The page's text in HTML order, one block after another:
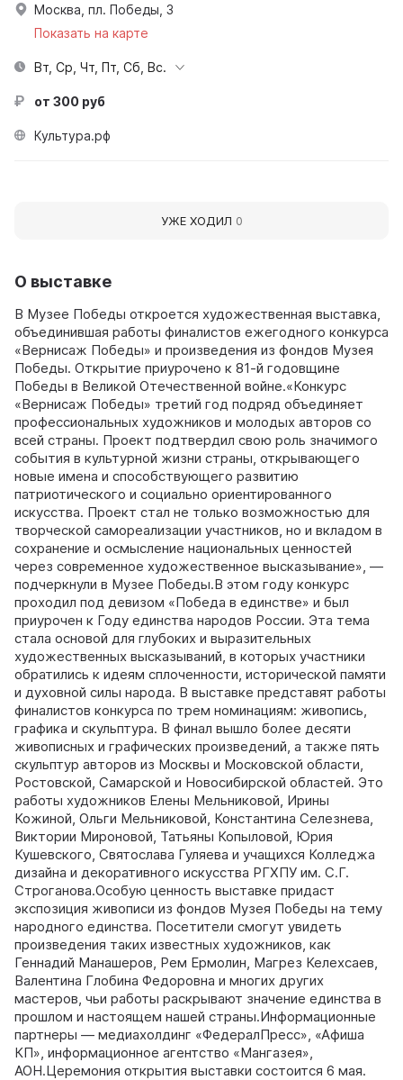
О выставке
В Музее Победы откроется художественная выставка,
объединившая работы финалистов ежегодного конкурса
«Вернисаж Победы» и произведения из фондов Музея
Победы. Открытие приурочено к 81-й годовщине
Победы в Великой Отечественной войне.«Конкурс
«Вернисаж Победы» третий год подряд объединяет
профессиональных художников и молодых авторов со
всей страны. Проект подтвердил свою роль значимого
события в культурной жизни страны, открывающего
новые имена и способствующего развитию
патриотического и социально ориентированного
искусства. Проект стал не только возможностью для
творческой самореализации участников, но и вкладом в
сохранение и осмысление национальных ценностей
через современное художественное высказывание», —
подчеркнули в Музее Победы.В этом году конкурс
проходил под девизом «Победа в единстве» и был
приурочен к Году единства народов России. Эта тема
стала основой для глубоких и выразительных
художественных высказываний, в которых участники
обратились к идеям сплоченности, исторической памяти
и духовной силы народа. В выставке представят работы
финалистов конкурса по трем номинациям: живопись,
графика и скульптура. В финал вышло более десяти
живописных и графических произведений, а также пять
скульптур авторов из Москвы и Московской области,
Ростовской, Самарской и Новосибирской областей. Это
работы художников Елены Мельниковой, Ирины
Кожиной, Ольги Мельниковой, Константина Селезнева,
Виктории Мироновой, Татьяны Копыловой, Юрия
Кушевского, Святослава Гуляева и учащихся Колледжа
дизайна и декоративного искусства РГХПУ им. С.Г.
Строганова.Особую ценность выставке придаст
экспозиция живописи из фондов Музея Победы на тему
народного единства. Посетители смогут увидеть
произведения таких известных художников, как
Геннадий Манашеров, Рем Ермолин, Магрез Келехсаев,
Валентина Глобина Федоровна и многих других
мастеров, чьи работы раскрывают значение единства в
прошлом и настоящем нашей страны.Информационные
партнеры — медиахолдинг «ФедералПресс», «Афиша
КП», информационное агентство «Мангазея»,
АОН.Церемония открытия выставки состоится 6 мая.
Москва, пл. Победы, 3
Показать на карте
Вт, Ср, Чт, Пт, Сб, Вс.
от 300 руб
Культура.рф
УЖЕ ХОДИЛ 0